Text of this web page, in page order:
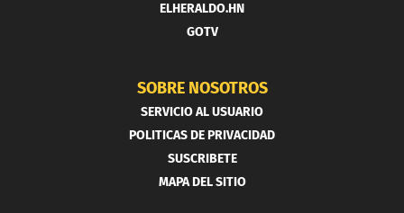
ELHERALDO.HN
GOTV
SOBRE NOSOTROS
SERVICIO AL USUARIO
POLITICAS DE PRIVACIDAD
SUSCRIBETE
MAPA DEL SITIO